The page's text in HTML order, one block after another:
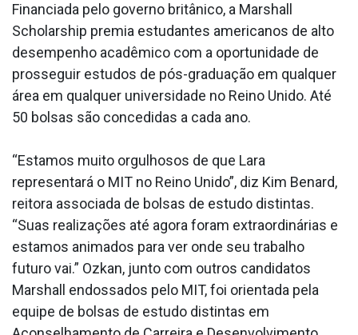
Financiada pelo governo britânico, a Marshall
Scholarship premia estudantes americanos de alto
desempenho acadêmico com a oportunidade de
prosseguir estudos de pós-graduação em qualquer
área em qualquer universidade no Reino Unido. Até
50 bolsas são concedidas a cada ano.
“Estamos muito orgulhosos de que Lara
representará o MIT no Reino Unido”, diz Kim Benard,
reitora associada de bolsas de estudo distintas.
“Suas realizações até agora foram extraordinárias e
estamos animados para ver onde seu trabalho
futuro vai.” Ozkan, junto com outros candidatos
Marshall endossados pelo MIT, foi orientada pela
equipe de bolsas de estudo distintas em